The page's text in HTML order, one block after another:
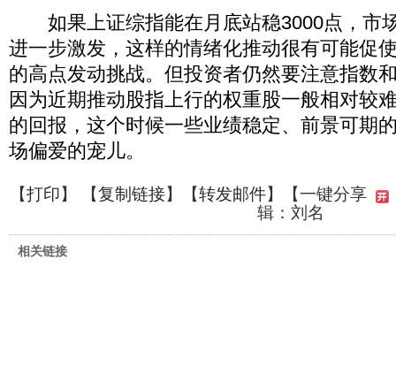
如果上证综指能在月底站稳3000点，市
进一步激发，这样的情绪化推动很有可能促
的高点发动挑战。但投资者仍然要注意指数
因为近期推动股指上行的权重股一般相对较
的回报，这个时候一些业绩稳定、前景可期
场偏爱的宠儿。
【打印】 【复制链接】【转发邮件】
【一键分享
辑：刘名
相关链接